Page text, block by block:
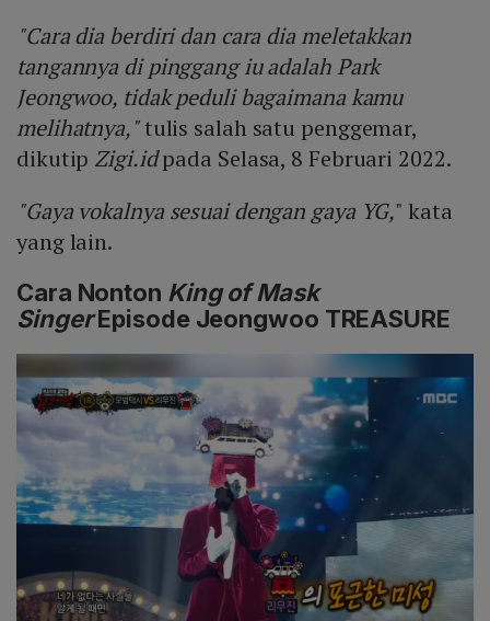
"Cara dia berdiri dan cara dia meletakkan
tangannya di pinggang iu adalah Park
Jeongwoo, tidak peduli bagaimana kamu
melihatnya,"tulis salah satu penggemar,
dikutip Zigi.idpada Selasa, 8 Februari 2022.
"Gaya vokalnya sesuai dengan gaya YG," kata
yang lain.
Cara Nonton King of Mask
SingerEpisode Jeongwoo TREASURE